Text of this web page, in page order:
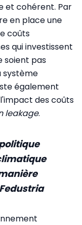
et cohérent. Par
en place une
coûts
qui investissent
soient pas
système
également
des coûts
leakage.